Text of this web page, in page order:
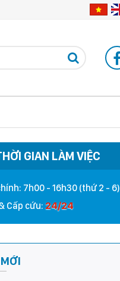
GIAN LÀM VIỆC
7h00 - 16h30 (thứ 2 - 6)
Cấp cứu: 24/24